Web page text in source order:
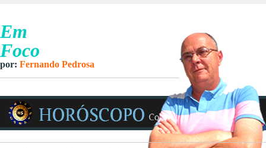
Em
Foco
por: Fernando Pedrosa